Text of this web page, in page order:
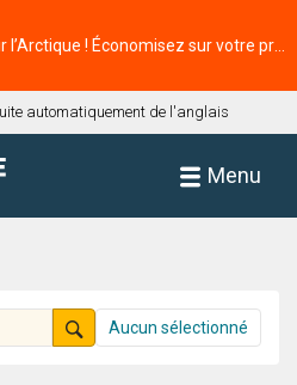
automatiquement de l'anglais
Menu
Aucun sélectionné